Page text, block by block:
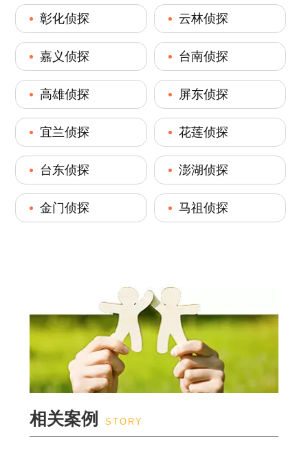
彰化侦探 云林侦探
嘉义侦探 台南侦探
高雄侦探 屏东侦探
宜兰侦探 花莲侦探
台东侦探 澎湖侦探
金门侦探 马祖侦探
相关案例 STORY